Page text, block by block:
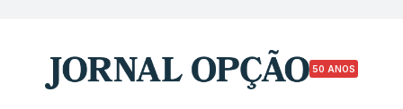
50 ANOS